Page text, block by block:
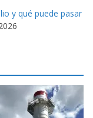
y qué puede pasar